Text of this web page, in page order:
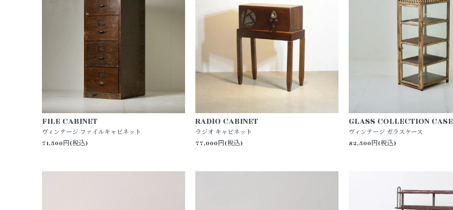
FILE CABINET
ヴィンテージ ファイルキャビネット
71,500円(税込)
RADIO CABINET
ラジオ キャビネット
77,000円(税込)
GLASS COLLECTION CASE
ヴィンテージ ガラスケース
82,500円(税込)